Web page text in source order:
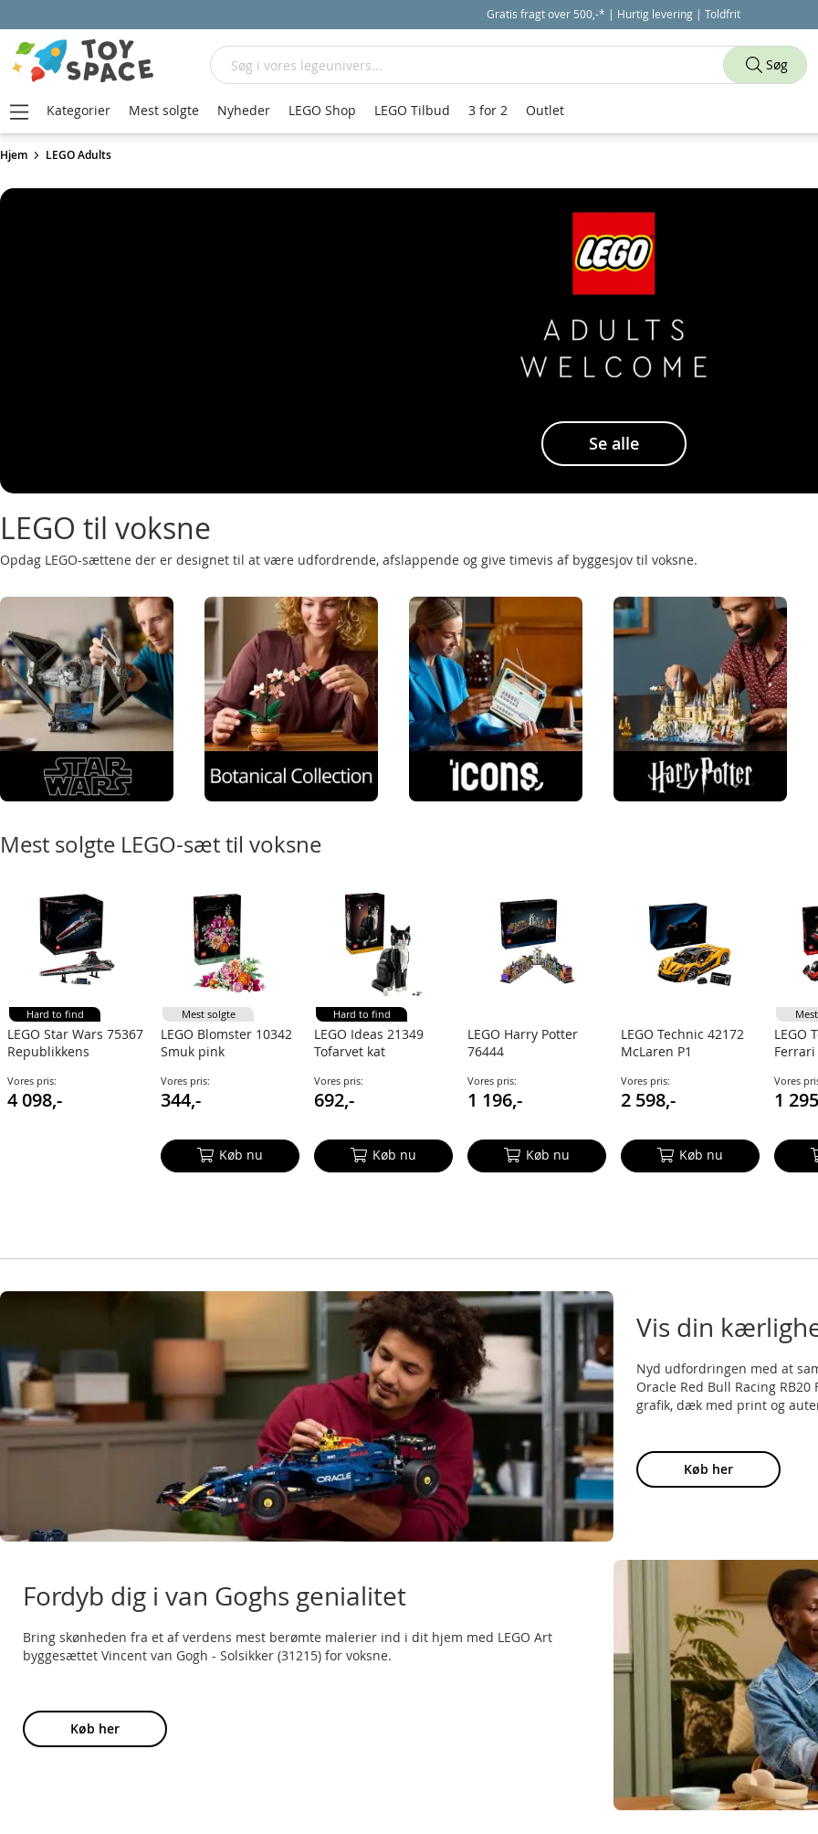
Gratis fragt over 500,-* | Hurtig levering | Toldfrit
Hjem LEGO Adults
Se alle
LEGO til voksne
Opdag LEGO-sættene der er designet til at være udfordrende, afslappende og give timevis af byggesjov til voksne.
Mest solgte LEGO-sæt til voksne
LEGO Star Wars 75367
Republikkens
Venator-klassen
Vores pris:
4 098,-
Hard to find
LEGO Blomster 10342
Smuk pink
Botanical Collection
Vores pris:
344,-
Køb nu
Mest solgte
LEGO Ideas 21349
Tofarvet kat
Vores pris:
692,-
Køb nu
Hard to find
LEGO Harry Potter
76444
butikker
Vores pris:
1 196,-
Køb nu
LEGO Technic 42172
McLaren P1
Vores pris:
2 598,-
Køb nu
LEGO
Ferrari
Vores
1
Vis din
Nyd udfordringen med at
Oracle Red Bull Racing
grafik, dæk med print og
Køb her
Fordyb dig i van Goghs genialitet
Bring skønheden fra et af verdens mest berømte malerier ind i dit hjem med LEGO Art
byggesættet Vincent van Gogh - Solsikker (31215) for voksne.
Køb her
Søg
Søg
Kategorier Mest solgte Nyheder LEGO Shop LEGO Tilbud 3 for 2 Outlet